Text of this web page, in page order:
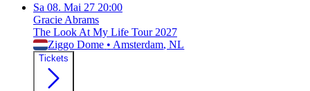
Sa 08. Mai 27 20:00
Gracie Abrams
The Look At My Life Tour 2027
Ziggo Dome • Amsterdam, NL
Tickets